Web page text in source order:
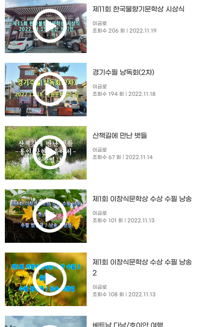
제11회 한국물향기문학상 시상식
이금로
조회수 206 회
| 2022.11.19
경기수필 낭독회(2차)
이금로
조회수 194 회
| 2022.11.18
산책길에 만난 벗들
이금로
조회수 67 회
| 2022.11.14
제1회 이창식문학상 수상 수필 낭송
이금로
조회수 101 회
| 2022.11.13
제1회 이창식문학상 수상 수필 낭송
2
이금로
조회수 108 회
| 2022.11.13